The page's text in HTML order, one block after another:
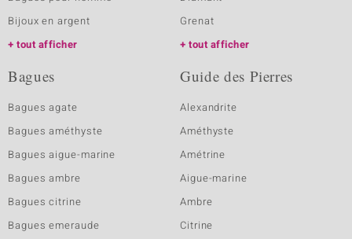
Bijoux en argent
tout afficher
Grenat
tout afficher
Bagues
Bagues agate
Bagues améthyste
Bagues aigue-marine
Bagues ambre
Bagues citrine
Bagues emeraude
Guide des Pierres
Alexandrite
Améthyste
Amétrine
Aigue-marine
Ambre
Citrine